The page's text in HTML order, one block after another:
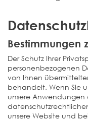
Bestimmungen
Der Schutz Ihrer
personenbezogenen
von Ihnen
behandelt. Wenn Sie
unsere
unsere Website und